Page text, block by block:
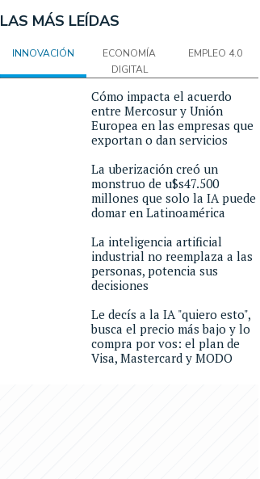
LAS MÁS LEÍDAS
INNOVACIÓN
ECONOMÍA
DIGITAL
EMPLEO 4.0
Cómo impacta el acuerdo
entre Mercosur y Unión
Europea en las empresas que
exportan o dan servicios
La uberización creó un
monstruo de u$s47.500
millones que solo la IA puede
domar en Latinoamérica
La inteligencia artificial
industrial no reemplaza a las
personas, potencia sus
decisiones
Le decís a la IA "quiero esto",
busca el precio más bajo y lo
compra por vos: el plan de
Visa, Mastercard y MODO